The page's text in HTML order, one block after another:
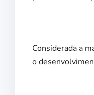
Considerada a
o